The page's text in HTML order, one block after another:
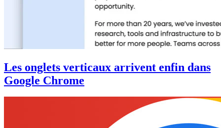
Les onglets verticaux arrivent enfin dans
Google Chrome